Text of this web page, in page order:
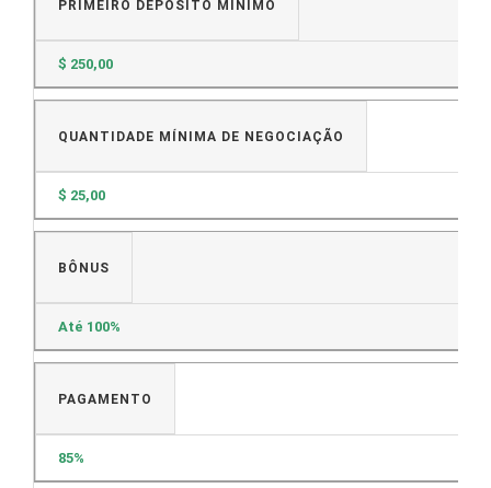
PRIMEIRO DEPÓSITO MÍNIMO
$ 250,00
QUANTIDADE MÍNIMA DE NEGOCIAÇÃO
$ 25,00
BÔNUS
Até 100%
PAGAMENTO
85%